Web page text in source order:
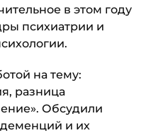
в этом году
психиатрии и
на тему:
разница
Обсудили
и их